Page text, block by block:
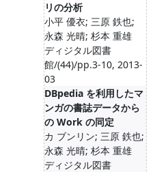
リの分析
小平 優衣; 三原 鉄也;
永森 光晴; 杉本 重雄
ディジタル図書
館/(44)/pp.3-10, 2013-
03
DBpedia を利用したマ
ンガの書誌データから
の Work の同定
カ ブンリン; 三原 鉄也;
永森 光晴; 杉本 重雄
ディジタル図書